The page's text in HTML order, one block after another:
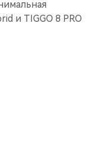
и TIGGO 8 PRO